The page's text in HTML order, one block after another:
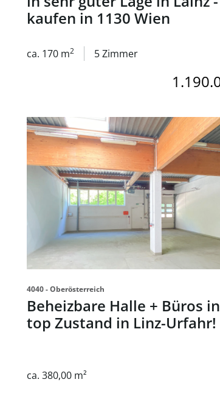
kaufen in 1130 Wien
ca. 170 m2 5 Zimmer
Link zur Seite Beheizbare Halle + Büros
4040 - Oberösterreich
Beheizbare Halle + Büros in
top Zustand in Linz-Urfahr!
ca. 380,00 m²